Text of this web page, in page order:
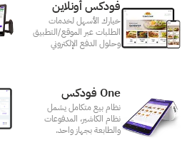
فودكس أونلاين
خيارك الأسهل لخدمات
الطلبات عبر الموقع/التطبيق
وحلول الدفع الإلكتروني
One فودكس
نظام بيع متكامل يشمل
نظام الكاشير، المدفوعات
والطابعة بجهاز واحد.